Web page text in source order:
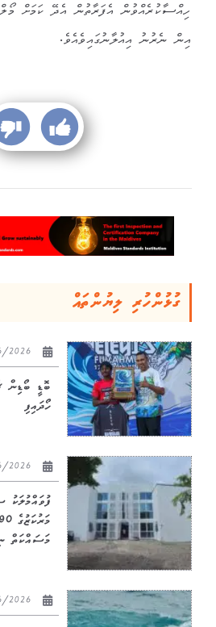
ހިއްސާކުރެއްވުން އެފަރާތުން އެދޭ ކަމަށް
އިން ނެރުނު އިއުލާނުގައިވެއެވެ.
ގުޅުންހުރި ލިޔުންތައް
ބޮޑީ ބޯޑިން
ހޯދައިފި
ފުވައްމުލަކު
މަސައްކަތް